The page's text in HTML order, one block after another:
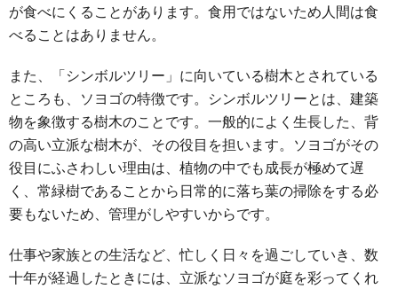
が食べにくることがあります。食用ではないため人間は食
べることはありません。
また、「シンボルツリー」に向いている樹木とされている
ところも、ソヨゴの特徴です。シンボルツリーとは、建築
物を象徴する樹木のことです。一般的によく生長した、背
の高い立派な樹木が、その役目を担います。ソヨゴがその
役目にふさわしい理由は、植物の中でも成長が極めて遅
く、常緑樹であることから日常的に落ち葉の掃除をする必
要もないため、管理がしやすいからです。
仕事や家族との生活など、忙しく日々を過ごしていき、数
十年が経過したときには、立派なソヨゴが庭を彩ってくれ